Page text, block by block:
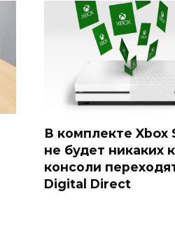
В комплекте Xbox
не будет никаких
консоли
Digital Direct